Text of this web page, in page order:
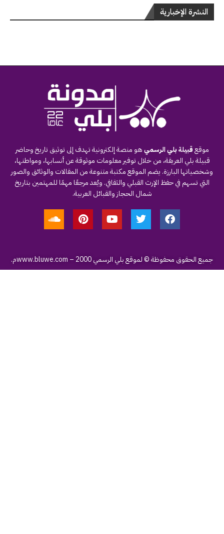
النشرة الإخبارية
موقعقبيلة بلي الرسميهو منصة إلكترونية تهدف إلى توثيق تاريخ وحاضر
قبيلة بلي العريقة، من خلال توفير معلومات موثوقة عن أنسابها، ومواطنها،
وشخصياتها البارزة. يضم الموقع مكتبة متنوعة من المقالات والوثائق والصور
التي تسهم في حفظ الإرث القبلي والثقافي. ويُعد مرجعًا مهمًا للمهتمين بتاريخ
شمال الحجاز والقبائل العربية.
جميع الحقوق محفوظة © لموقع بلي الرسمي www.bluwe.com – 2000م.